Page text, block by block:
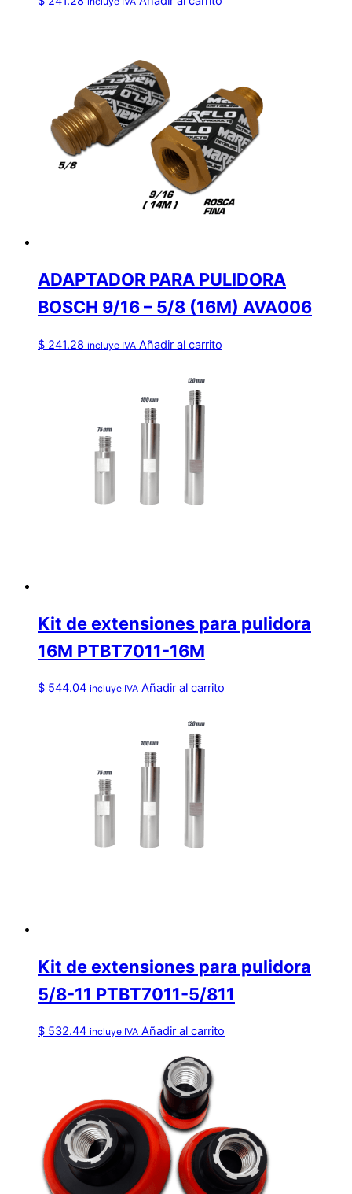
ADAPTADOR PARA PULIDORA
BOSCH 9/16 – 5/8 (16M) AVA006
$ 241.28 incluye IVA Añadir al carrito
Kit de extensiones para pulidora
16M PTBT7011-16M
$ 544.04 incluye IVA Añadir al carrito
Kit de extensiones para pulidora
5/8-11 PTBT7011-5/811
$ 532.44 incluye IVA Añadir al carrito